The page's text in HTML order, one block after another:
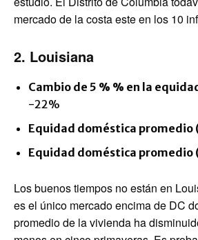
mercado de la costa este en los 10
2. Louisiana
Cambio de 5 % % en la
-22%
Equidad doméstica promedio
Equidad doméstica promedio
Los buenos tiempos no están en
es el único mercado encima de DC
promedio de la vivienda ha